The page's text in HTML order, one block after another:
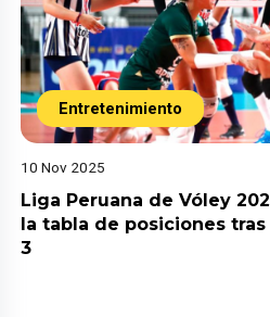
Entretenimiento
10 Nov 2025
Liga Peruana de Vóley
la tabla de posiciones
3